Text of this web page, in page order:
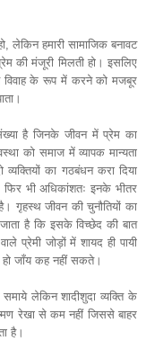
लेकिन हमारी सामाजिक बनावट
की मंजूरी मिलती हो। इसलिए
विवाह के रूप में करने को मजबूर
है जिनके जीवन में प्रेम का
को समाज में व्यापक मान्यता
का गठबंधन करा दिया
भी अधिकांशतः इनके भीतर
गृहस्थ जीवन की चुनौतियों का
है कि इसके विच्छेद की बात
प्रेमी जोड़ों में शायद ही पायी
हो जाँय कह नहीं सकते।
लेकिन शादीशुदा व्यक्ति के
रेखा से कम नहीं जिससे बाहर
है।